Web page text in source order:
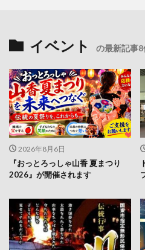
イベント の最新記事8
2026年8月6日
『おっとろっしゃ山香 夏まつり
2026』が開催されます